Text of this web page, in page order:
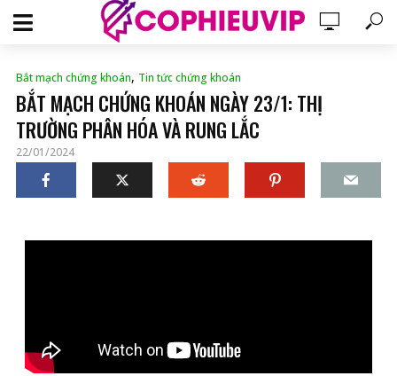
Bắt mạch chứng khoán, Tin tức chứng khoán
BẮT MẠCH CHỨNG KHOÁN NGÀY 23/1: THỊ
TRƯỜNG PHÂN HÓA VÀ RUNG LẮC
22/01/2024